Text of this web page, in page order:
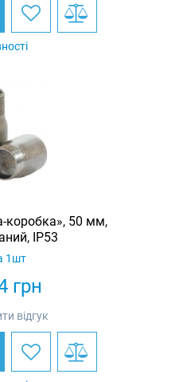
коробка», 50 мм,
IP53
грн
1шт
відгук